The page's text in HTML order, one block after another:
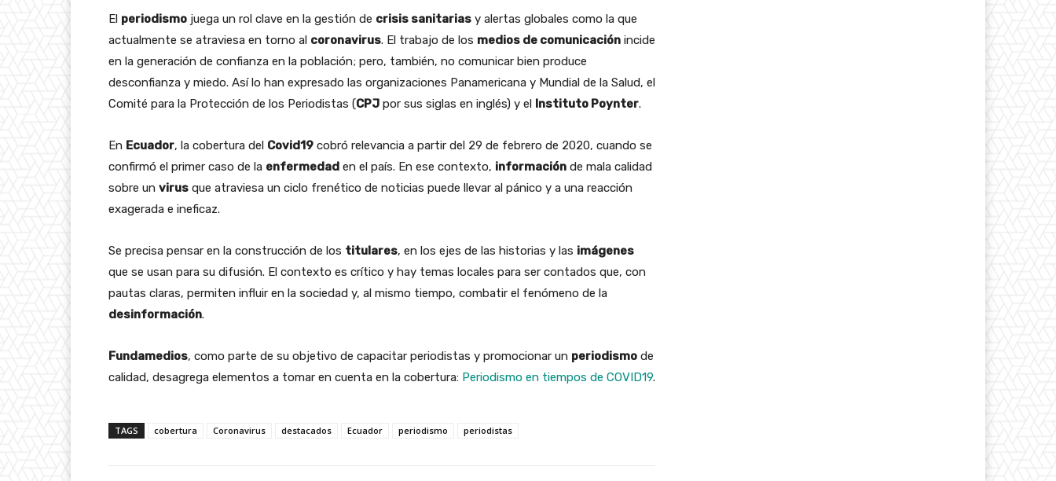
El periodismo juega un rol clave en la gestión de crisis sanitarias y alertas globales como la que
actualmente se atraviesa en torno al coronavirus. El trabajo de los medios de comunicación incide
en la generación de confianza en la población; pero, también, no comunicar bien produce
desconfianza y miedo. Así lo han expresado las organizaciones Panamericana y Mundial de la Salud, el
Comité para la Protección de los Periodistas (CPJ por sus siglas en inglés) y el Instituto Poynter.
En Ecuador, la cobertura del Covid19 cobró relevancia a partir del 29 de febrero de 2020, cuando se
confirmó el primer caso de la enfermedad en el país. En ese contexto, información de mala calidad
sobre un virus que atraviesa un ciclo frenético de noticias puede llevar al pánico y a una reacción
exagerada e ineficaz.
Se precisa pensar en la construcción de los titulares, en los ejes de las historias y las imágenes
que se usan para su difusión. El contexto es crítico y hay temas locales para ser contados que, con
pautas claras, permiten influir en la sociedad y, al mismo tiempo, combatir el fenómeno de la
desinformación.
Fundamedios, como parte de su objetivo de capacitar periodistas y promocionar un periodismo de
calidad, desagrega elementos a tomar en cuenta en la cobertura: Periodismo en tiempos de COVID19.
TAGS cobertura Coronavirus destacados Ecuador periodismo periodistas